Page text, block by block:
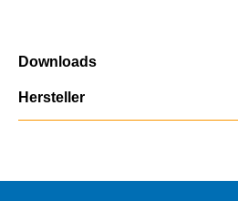
Downloads
Hersteller